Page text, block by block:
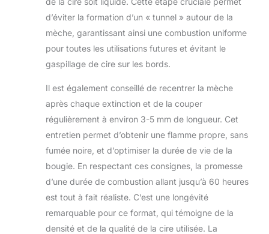
d’éviter la formation d’un « tunnel » autour de la
mèche, garantissant ainsi une combustion uniforme
pour toutes les utilisations futures et évitant le
gaspillage de cire sur les bords.
Il est également conseillé de recentrer la mèche
après chaque extinction et de la couper
régulièrement à environ 3-5 mm de longueur. Cet
entretien permet d’obtenir une flamme propre, sans
fumée noire, et d’optimiser la durée de vie de la
bougie. En respectant ces consignes, la promesse
d’une durée de combustion allant jusqu’à 60 heures
est tout à fait réaliste. C’est une longévité
remarquable pour ce format, qui témoigne de la
densité et de la qualité de la cire utilisée. La